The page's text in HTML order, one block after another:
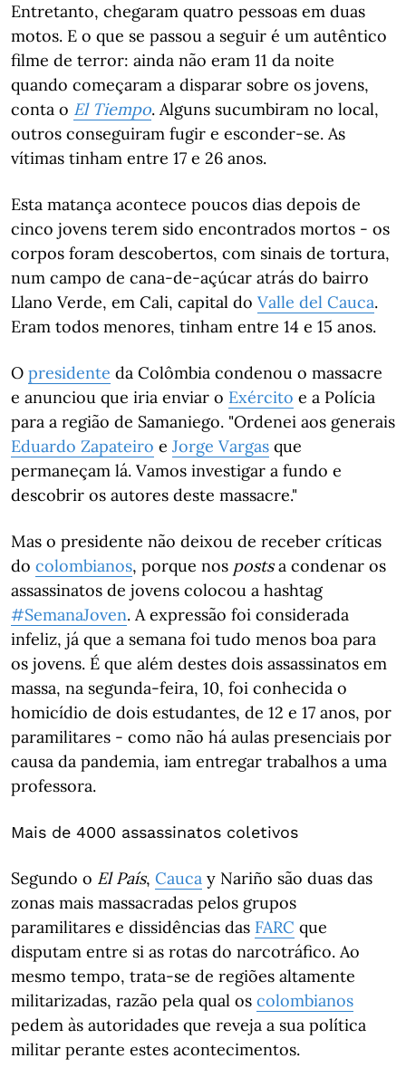
Entretanto, chegaram quatro pessoas em duas
motos. E o que se passou a seguir é um autêntico
filme de terror: ainda não eram 11 da noite
quando começaram a disparar sobre os jovens,
conta o El Tiempo. Alguns sucumbiram no local,
outros conseguiram fugir e esconder-se. As
vítimas tinham entre 17 e 26 anos.
Esta matança acontece poucos dias depois de
cinco jovens terem sido encontrados mortos - os
corpos foram descobertos, com sinais de tortura,
num campo de cana-de-açúcar atrás do bairro
Llano Verde, em Cali, capital do Valle del Cauca.
Eram todos menores, tinham entre 14 e 15 anos.
O presidente da Colômbia condenou o massacre
e anunciou que iria enviar o Exército e a Polícia
para a região de Samaniego. "Ordenei aos generais
Eduardo Zapateiro e Jorge Vargas que
permaneçam lá. Vamos investigar a fundo e
descobrir os autores deste massacre."
Mas o presidente não deixou de receber críticas
do colombianos, porque nos postsa condenar os
assassinatos de jovens colocou a hashtag
#SemanaJoven. A expressão foi considerada
infeliz, já que a semana foi tudo menos boa para
os jovens. É que além destes dois assassinatos em
massa, na segunda-feira, 10, foi conhecida o
homicídio de dois estudantes, de 12 e 17 anos, por
paramilitares - como não há aulas presenciais por
causa da pandemia, iam entregar trabalhos a uma
professora.
Mais de 4000 assassinatos coletivos
Segundo o El País, Cauca y Nariño são duas das
zonas mais massacradas pelos grupos
paramilitares e dissidências das FARC que
disputam entre si as rotas do narcotráfico. Ao
mesmo tempo, trata-se de regiões altamente
militarizadas, razão pela qual os colombianos
pedem às autoridades que reveja a sua política
militar perante estes acontecimentos.